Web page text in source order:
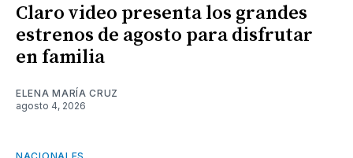
Claro video presenta los grandes
estrenos de agosto para disfrutar
en familia
ELENA MARÍA CRUZ
agosto 4, 2026